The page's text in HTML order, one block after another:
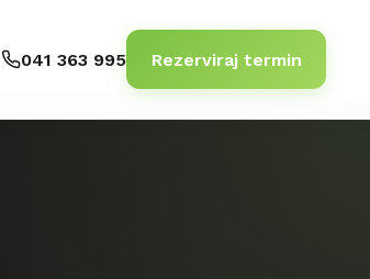
041 363 995 Rezerviraj termin